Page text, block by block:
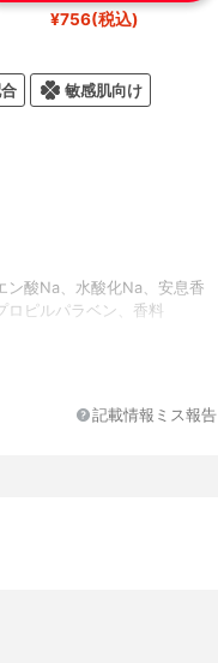
¥756(税込)
敏感肌向け
ン酸Na、水酸化Na、安息香
ピルパラベン、香料
記載情報ミス報告